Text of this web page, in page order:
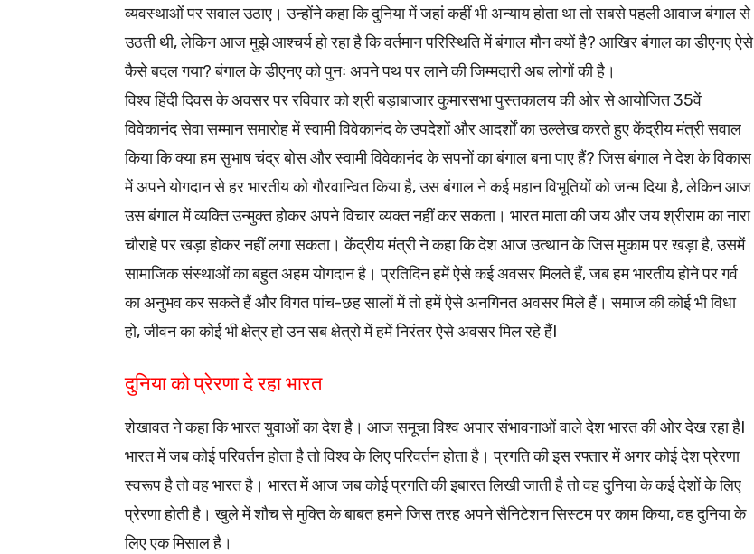
व्यवस्थाओं पर सवाल उठाए। उन्होंने कहा कि दुनिया में जहां कहीं भी अन्याय होता था तो सबसे पहली आवाज बंगाल से
उठती थी, लेकिन आज मुझे आश्चर्य हो रहा है कि वर्तमान परिस्थिति में बंगाल मौन क्यों है? आखिर बंगाल का डीएनए ऐसे
कैसे बदल गया? बंगाल के डीएनए को पुनः अपने पथ पर लाने की जिम्मदारी अब लोगों की है।
विश्व हिंदी दिवस के अवसर पर रविवार को श्री बड़ाबाजार कुमारसभा पुस्तकालय की ओर से आयोजित 35वें
विवेकानंद सेवा सम्मान समारोह में स्वामी विवेकानंद के उपदेशों और आदर्शों का उल्लेख करते हुए केंद्रीय मंत्री सवाल
किया कि क्या हम सुभाष चंद्र बोस और स्वामी विवेकानंद के सपनों का बंगाल बना पाए हैं? जिस बंगाल ने देश के विकास
में अपने योगदान से हर भारतीय को गौरवान्वित किया है, उस बंगाल ने कई महान विभूतियों को जन्म दिया है, लेकिन आज
उस बंगाल में व्यक्ति उन्मुक्त होकर अपने विचार व्यक्त नहीं कर सकता। भारत माता की जय और जय श्रीराम का नारा
चौराहे पर खड़ा होकर नहीं लगा सकता। केंद्रीय मंत्री ने कहा कि देश आज उत्थान के जिस मुकाम पर खड़ा है, उसमें
सामाजिक संस्थाओं का बहुत अहम योगदान है। प्रतिदिन हमें ऐसे कई अवसर मिलते हैं, जब हम भारतीय होने पर गर्व
का अनुभव कर सकते हैं और विगत पांच-छह सालों में तो हमें ऐसे अनगिनत अवसर मिले हैं। समाज की कोई भी विधा
हो, जीवन का कोई भी क्षेत्र हो उन सब क्षेत्रो में हमें निरंतर ऐसे अवसर मिल रहे हैंI
दुनिया को प्रेरणा दे रहा भारत
शेखावत ने कहा कि भारत युवाओं का देश है। आज समूचा विश्व अपार संभावनाओं वाले देश भारत की ओर देख रहा हैI
भारत में जब कोई परिवर्तन होता है तो विश्व के लिए परिवर्तन होता है। प्रगति की इस रफ्तार में अगर कोई देश प्रेरणा
स्वरूप है तो वह भारत है। भारत में आज जब कोई प्रगति की इबारत लिखी जाती है तो वह दुनिया के कई देशों के लिए
प्रेरणा होती है। खुले में शौच से मुक्ति के बाबत हमने जिस तरह अपने सैनिटेशन सिस्टम पर काम किया, वह दुनिया के
लिए एक मिसाल है।